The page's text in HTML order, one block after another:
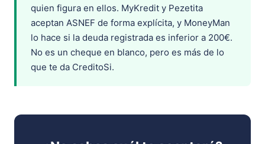
quien figura en ellos. MyKredit y Pezetita
aceptan ASNEF de forma explícita, y MoneyMan
lo hace si la deuda registrada es inferior a 200€.
No es un cheque en blanco, pero es más de lo
que te da CreditoSi.